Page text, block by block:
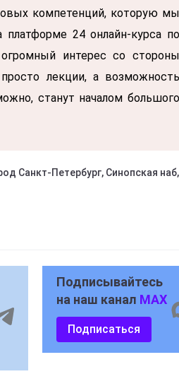
компетенций, которую мы
24 онлайн-курса по
интерес со стороны
лекции, а возможность
станут началом большого
Санкт-Петербург, Синопская
Подписывайтесь
на наш канал MAX
Подписаться